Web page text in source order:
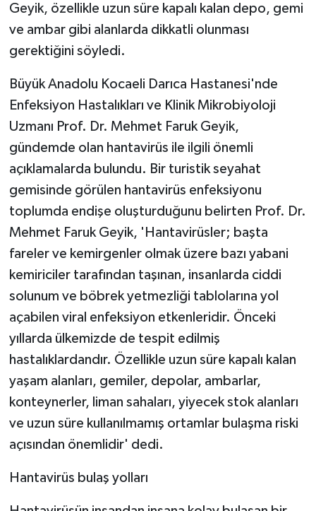
Geyik, özellikle uzun süre kapalı kalan depo, gemi
ve ambar gibi alanlarda dikkatli olunması
gerektiğini söyledi.
Büyük Anadolu Kocaeli Darıca Hastanesi'nde
Enfeksiyon Hastalıkları ve Klinik Mikrobiyoloji
Uzmanı Prof. Dr. Mehmet Faruk Geyik,
gündemde olan hantavirüs ile ilgili önemli
açıklamalarda bulundu. Bir turistik seyahat
gemisinde görülen hantavirüs enfeksiyonu
toplumda endişe oluşturduğunu belirten Prof. Dr.
Mehmet Faruk Geyik, 'Hantavirüsler; başta
fareler ve kemirgenler olmak üzere bazı yabani
kemiriciler tarafından taşınan, insanlarda ciddi
solunum ve böbrek yetmezliği tablolarına yol
açabilen viral enfeksiyon etkenleridir. Önceki
yıllarda ülkemizde de tespit edilmiş
hastalıklardandır. Özellikle uzun süre kapalı kalan
yaşam alanları, gemiler, depolar, ambarlar,
konteynerler, liman sahaları, yiyecek stok alanları
ve uzun süre kullanılmamış ortamlar bulaşma riski
açısından önemlidir' dedi.
Hantavirüs bulaş yolları